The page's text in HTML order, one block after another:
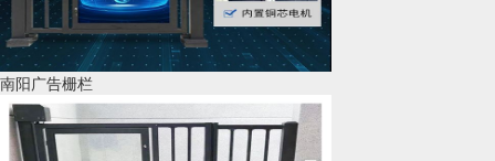
南阳广告栅栏